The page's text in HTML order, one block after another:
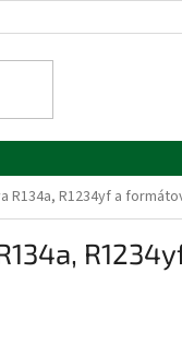
R1234yf a